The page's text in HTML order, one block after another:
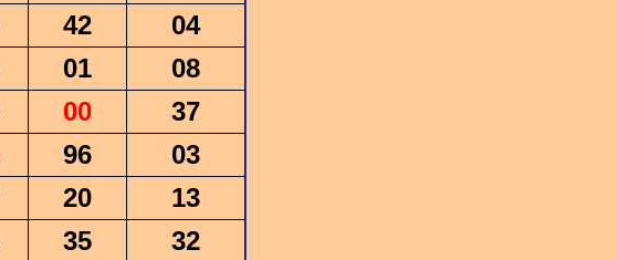
42
04
01
08
00
37
96
03
20
13
35
32